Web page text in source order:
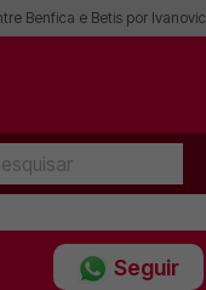
Benfica e Betis por Ivanovic
Seguir